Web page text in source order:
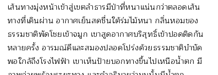
เส้นทางมุ่งหน้าเข้าสู่เขตลำธารมีป่าที่หนาแน่นกว่าตลอดเส้น
ทางที่เดินผ่าน อากาศเย็นสดชื่นใต้ร่มไม้หนา กลิ่นหอมของ
ธรรมชาติพัดโชยเข้าจมูก เขาสูดอากาศบริสุทธิ์เข้าปอดติดกัน
หลายครั้ง อารมณ์ดีและสมองปลอดโปร่งด้วยธรรมชาติบำบัด
พอใกล้ถึงโรงไฟฟ้า เขาเห็นป้ายบอกทางขึ้นไปเหนือน้ำตก มี